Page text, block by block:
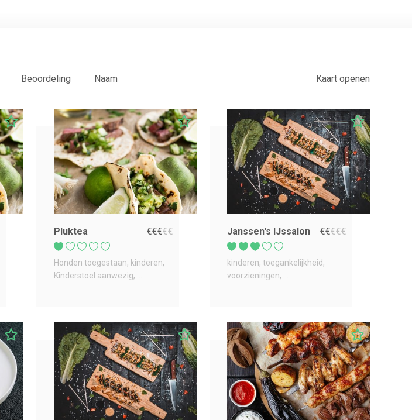
Beoordeling Naam Kaart openen
Pluktea €€€€€
Honden toegestaan kinderen
Kinderstoel aanwezig
Janssen's IJssalon €€€€€
kinderen toegankelijkheid
voorzieningen